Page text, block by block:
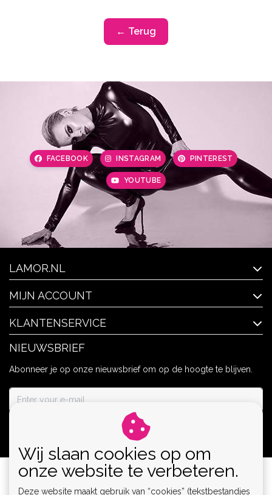
← Terug
FACEBOOK INSTAGRAM PINTEREST
YOUTUBE
LAMOR.NL
MIJN ACCOUNT
KLANTENSERVICE
NIEUWSBRIEF
Abonneer je op onze nieuwsbrief om op de hoogte te blijven.
Wij slaan cookies op om
onze website te verbeteren.
Deze website maakt gebruik van “cookies” (tekstbestandjes